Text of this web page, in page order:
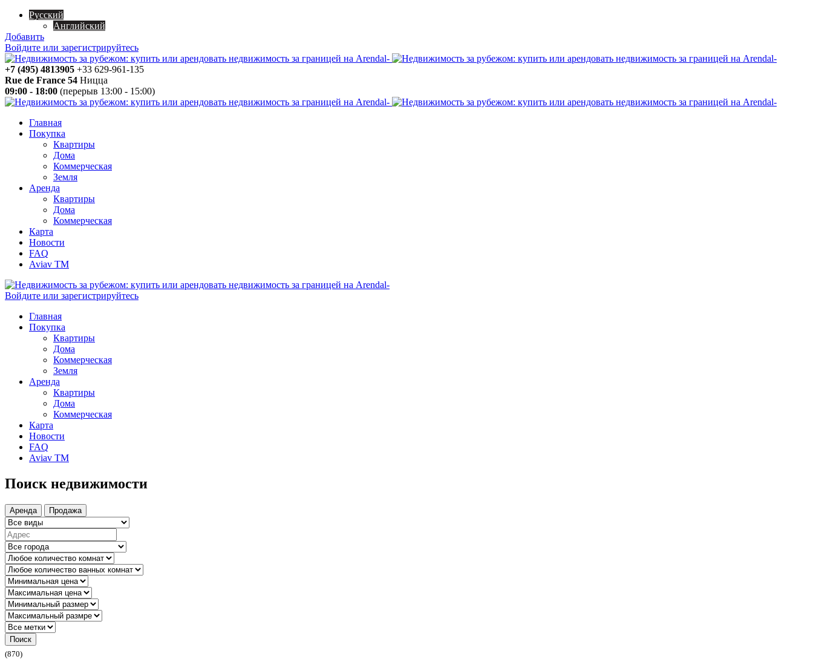
Русский
Английский
Добавить
Войдите или зарегистрируйтесь
+7 (495) 4813905 +33 629-961-135
Rue de France 54 Ницца
09:00 - 18:00 (перерыв 13:00 - 15:00)
Главная
Покупка
Квартиры
Дома
Коммерческая
Земля
Аренда
Квартиры
Дома
Коммерческая
Карта
Новости
FAQ
Aviav TM
Войдите или зарегистрируйтесь
Главная
Покупка
Квартиры
Дома
Коммерческая
Земля
Аренда
Квартиры
Дома
Коммерческая
Карта
Новости
FAQ
Aviav TM
Поиск недвижимости
Аренда Продажа
Поиск
(870)